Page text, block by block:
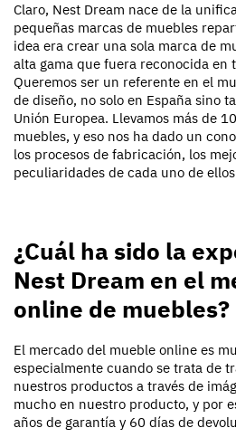
Claro, Nest Dream nace de la
pequeñas marcas de muebles
idea era crear una sola marca de
alta gama que fuera reconocida en
Queremos ser un referente en el
de diseño, no solo en España sino
Unión Europea. Llevamos más de
muebles, y eso nos ha dado un
los procesos de fabricación, los
peculiaridades de cada uno de
¿Cuál ha sido la
Nest Dream en el
online de muebles?
El mercado del mueble online es
especialmente cuando se trata de
nuestros productos a través de
mucho en nuestro producto, y por
años de garantía y 60 días de